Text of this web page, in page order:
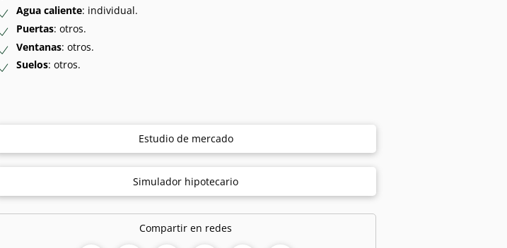
Agua caliente: individual.
Puertas: otros.
Ventanas: otros.
Suelos: otros.
Estudio de mercado
Simulador hipotecario
Compartir en redes